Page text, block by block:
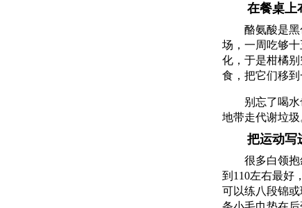
在餐桌上
酪氨酸是
场，一周吃够
化，于是柑橘
食，把它们移
别忘了喝
地带走代谢垃圾
把运动写
很多白领
到110左右最好
可以练八段锦